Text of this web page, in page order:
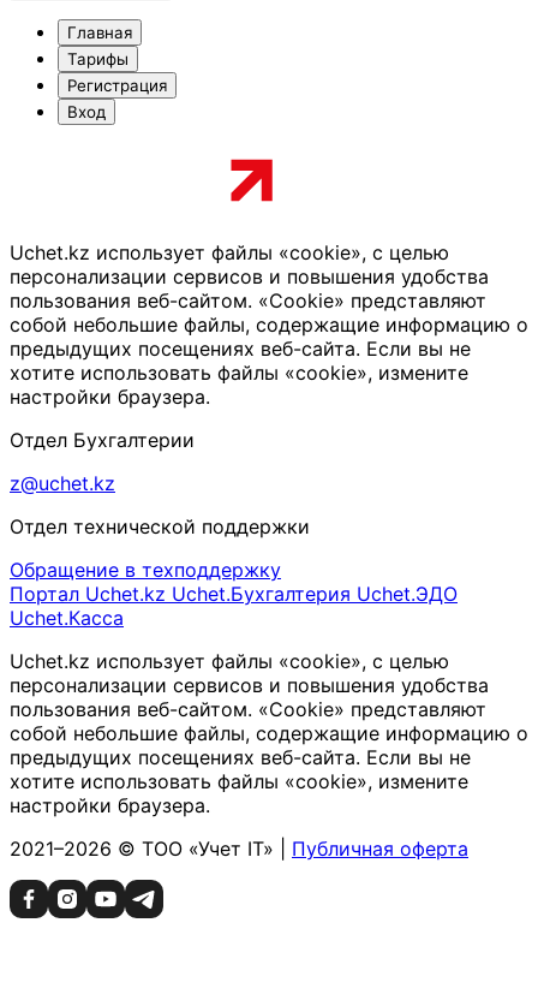
Главная
Тарифы
Регистрация
Вход
Uchet.kz использует файлы «cookie», с целью
персонализации сервисов и повышения удобства
пользования веб-сайтом. «Cookie» представляют
собой небольшие файлы, содержащие информацию о
предыдущих посещениях веб-сайта. Если вы не
хотите использовать файлы «cookie», измените
настройки браузера.
Отдел Бухгалтерии
z@uchet.kz
Отдел технической поддержки
Обращение в техподдержку
Портал Uchet.kz Uchet.Бухгалтерия Uchet.ЭДО
Uchet.Касса
Uchet.kz использует файлы «cookie», с целью
персонализации сервисов и повышения удобства
пользования веб-сайтом. «Cookie» представляют
собой небольшие файлы, содержащие информацию о
предыдущих посещениях веб-сайта. Если вы не
хотите использовать файлы «cookie», измените
настройки браузера.
2021–2026 © ТОО «Учет IT» | Публичная оферта